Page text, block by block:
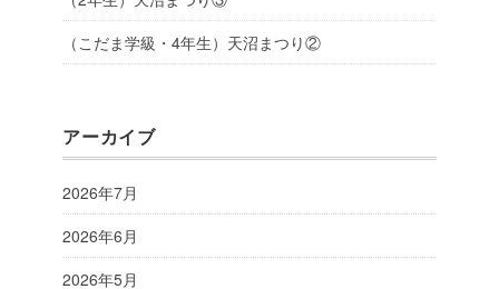
（こだま学級・4年生）天沼まつり②
アーカイブ
2026年7月
2026年6月
2026年5月